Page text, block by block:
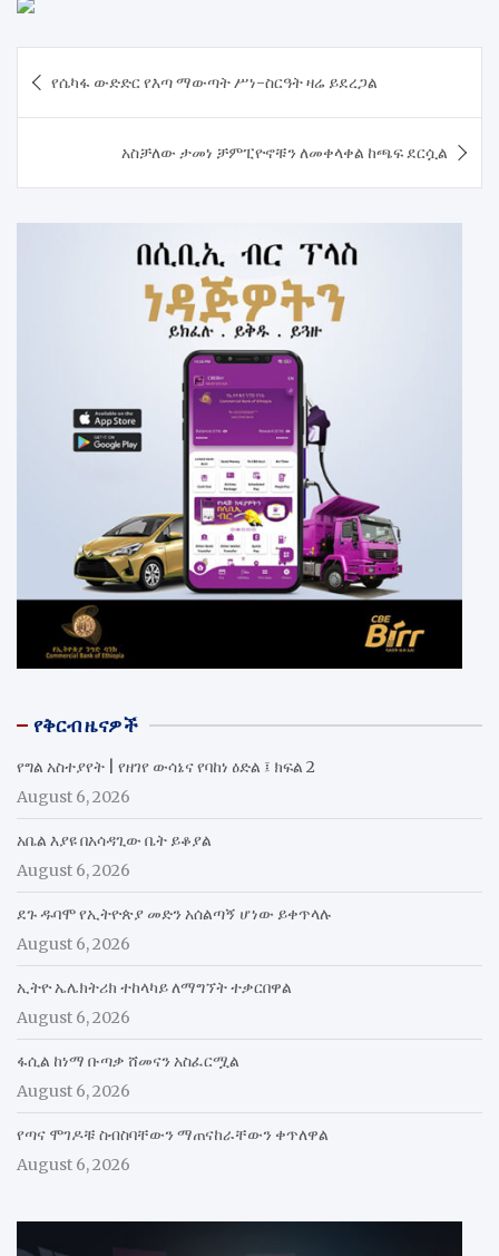
navigation
የሴካፋ ውድድር የእጣ ማውጣት ሥነ-ስርዓት ዛሬ ይደረጋል
አስቻለው ታመነ ቻምፒዮኖቹን ለመቀላቀል ከጫፍ ደርሷል
የቅርብ ዜናዎች
የግል አስተያየት | የዘገየ ውሳኔና የባከነ ዕድል ፤ ክፍል 2
August 6, 2026
አቤል እያዩ በአሳዳጊው ቤት ይቆያል
August 6, 2026
ደጉ ዱባሞ የኢትዮጵያ መድን አሰልጣኝ ሆነው ይቀጥላሉ
August 6, 2026
ኢትዮ ኤሌክትሪክ ተከላካይ ለማግኘት ተቃርበዋል
August 6, 2026
ፋሲል ከነማ ቡጣቃ ሸመናን አስፈርሟል
August 6, 2026
የጣና ሞገዶቹ ስብስባቸውን ማጠናከራቸውን ቀጥለዋል
August 6, 2026